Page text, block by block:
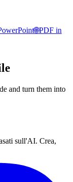
🌐PDF in
and turn them into
sull'AI. Crea,